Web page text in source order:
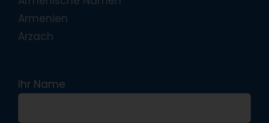
Armenien
Arzach
Ihr Name